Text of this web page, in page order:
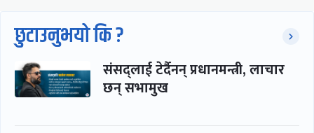
छुटाउनुभयो कि ?
संसद्लाई टेर्दैनन् प्रधानमन्त्री, लाचार
छन् सभामुख